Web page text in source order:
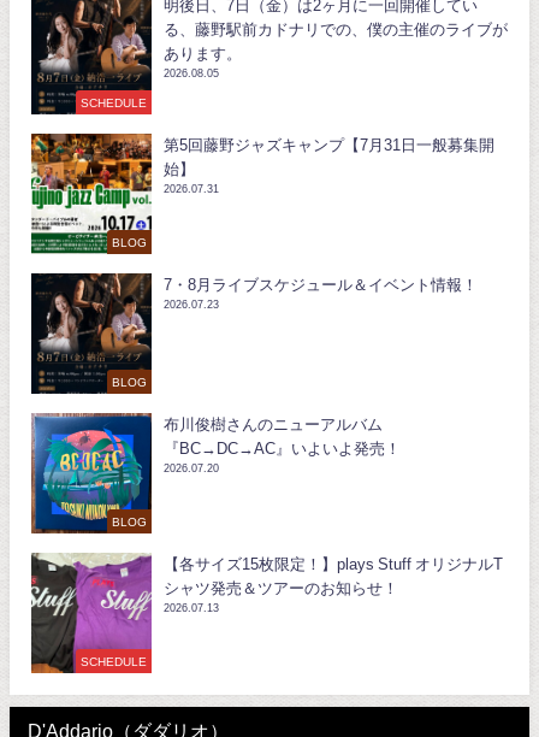
SCHEDULE
明後日、7日（金）は2ヶ月に一回開催してい
る、藤野駅前カドナリでの、僕の主催のライブが
あります。
2026.08.05
BLOG
第5回藤野ジャズキャンプ【7月31日一般募集開
始】
2026.07.31
BLOG
7・8月ライブスケジュール＆イベント情報！
2026.07.23
BLOG
布川俊樹さんのニューアルバム
『BC→DC→AC』いよいよ発売！
2026.07.20
SCHEDULE
【各サイズ15枚限定！】plays Stuff オリジナルT
シャツ発売＆ツアーのお知らせ！
2026.07.13
D'Addario（ダダリオ）